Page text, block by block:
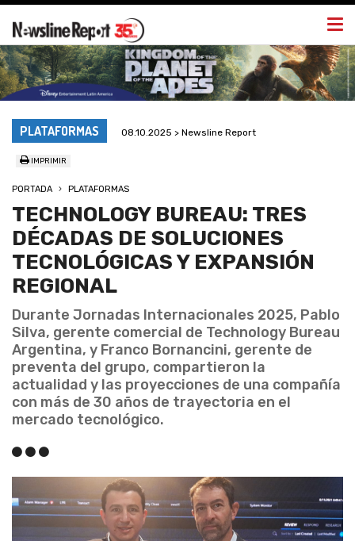
PLATAFORMAS 08.10.2025 > Newsline Report
IMPRIMIR
PORTADA PLATAFORMAS
TECHNOLOGY BUREAU: TRES
DÉCADAS DE SOLUCIONES
TECNOLÓGICAS Y EXPANSIÓN
REGIONAL
Durante Jornadas Internacionales 2025, Pablo
Silva, gerente comercial de Technology Bureau
Argentina, y Franco Bornancini, gerente de
preventa del grupo, compartieron la
actualidad y las proyecciones de una compañía
con más de 30 años de trayectoria en el
mercado tecnológico.